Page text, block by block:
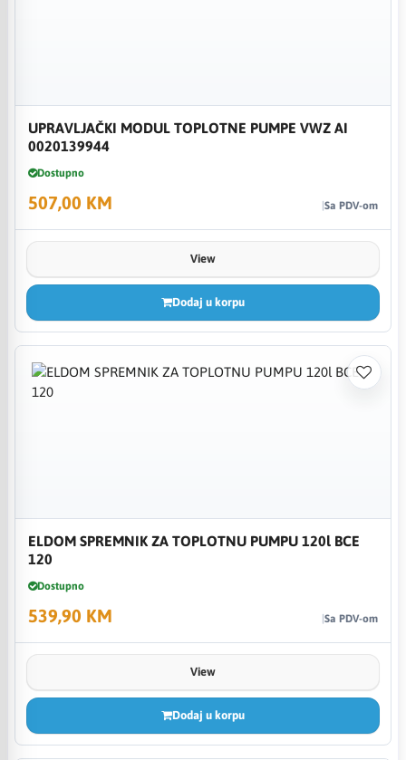
UPRAVLJAČKI MODUL TOPLOTNE PUMPE VWZ AI
0020139944
Dostupno
507,00 KM Sa PDV-om
View
Dodaj u korpu
ELDOM SPREMNIK ZA TOPLOTNU PUMPU 120l BCE
120
Dostupno
539,90 KM Sa PDV-om
View
Dodaj u korpu